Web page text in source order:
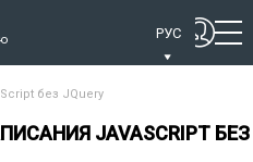
РУС
без JQuery
JAVASCRIPT БЕЗ